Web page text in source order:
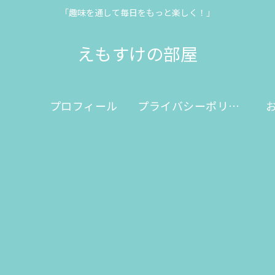
「趣味を通して毎日をもっと楽しく！」
えもすけの部屋
プロフィール プライバシーポリシー